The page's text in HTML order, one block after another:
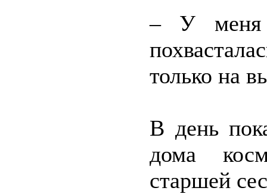
– У меня
только на
В день
дома
старшей